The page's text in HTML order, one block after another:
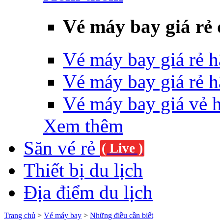
Vé máy bay giá rẻ
Vé máy bay giá rẻ
Vé máy bay giá rẻ
Vé máy bay giá vẻ
Xem thêm
Săn vé rẻ ( Live )
Thiết bị du lịch
Địa điểm du lịch
Trang chủ > Vé máy bay > Những điều cần biết